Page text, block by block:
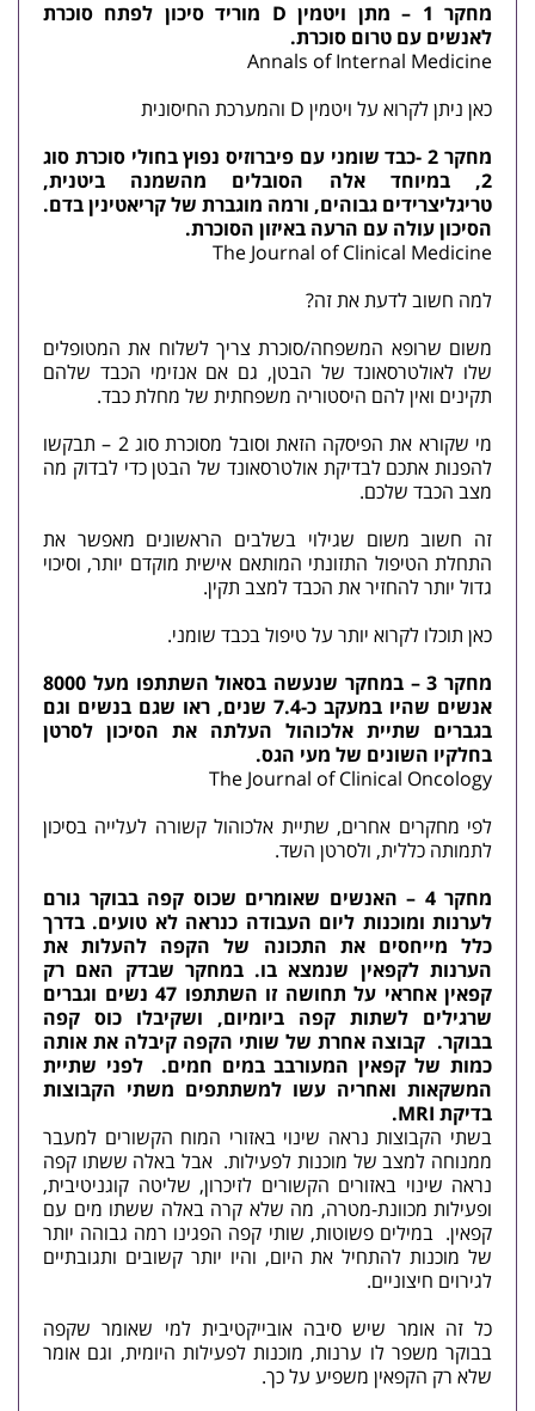
מחקר 1 – מתן ויטמין D מוריד סיכון לפתח סוכרת
לאנשים עם טרום סוכרת.
Annals of Internal Medicine
כאן ניתן לקרוא על ויטמין D והמערכת החיסונית
מחקר 2 -כבד שומני עם פיברוזיס נפוץ בחולי סוכרת סוג
2, במיוחד אלה הסובלים מהשמנה ביטנית,
טריגליצרידים גבוהים, ורמה מוגברת של קריאטינין בדם.
הסיכון עולה עם הרעה באיזון הסוכרת.
The Journal of Clinical Medicine
למה חשוב לדעת את זה?
משום שרופא המשפחה/סוכרת צריך לשלוח את המטופלים
שלו לאולטרסאונד של הבטן, גם אם אנזימי הכבד שלהם
תקינים ואין להם היסטוריה משפחתית של מחלת כבד.
מי שקורא את הפיסקה הזאת וסובל מסוכרת סוג 2 – תבקשו
להפנות אתכם לבדיקת אולטרסאונד של הבטן כדי לבדוק מה
מצב הכבד שלכם.
זה חשוב משום שגילוי בשלבים הראשונים מאפשר את
התחלת הטיפול התזונתי המותאם אישית מוקדם יותר, וסיכוי
גדול יותר להחזיר את הכבד למצב תקין.
כאן תוכלו לקרוא יותר על טיפול בכבד שומני.
מחקר 3 – במחקר שנעשה בסאול השתתפו מעל 8000
אנשים שהיו במעקב כ-7.4 שנים, ראו שגם בנשים וגם
בגברים שתיית אלכוהול העלתה את הסיכון לסרטן
בחלקיו השונים של מעי הגס.
The Journal of Clinical Oncology
לפי מחקרים אחרים, שתיית אלכוהול קשורה לעלייה בסיכון
לתמותה כללית, ולסרטן השד.
מחקר 4 – האנשים שאומרים שכוס קפה בבוקר גורם
לערנות ומוכנות ליום העבודה כנראה לא טועים. בדרך
כלל מייחסים את התכונה של הקפה להעלות את
הערנות לקפאין שנמצא בו. במחקר שבדק האם רק
קפאין אחראי על תחושה זו השתתפו 47 נשים וגברים
שרגילים לשתות קפה ביומיום, ושקיבלו כוס קפה
בבוקר. קבוצה אחרת של שותי הקפה קיבלה את אותה
כמות של קפאין המעורבב במים חמים. לפני שתיית
המשקאות ואחריה עשו למשתתפים משתי הקבוצות
בדיקת MRI.
בשתי הקבוצות נראה שינוי באזורי המוח הקשורים למעבר
ממנוחה למצב של מוכנות לפעילות. אבל באלה ששתו קפה
נראה שינוי באזורים הקשורים לזיכרון, שליטה קוגניטיבית,
ופעילות מכוונת‑מטרה, מה שלא קרה באלה ששתו מים עם
קפאין. במילים פשוטות, שותי קפה הפגינו רמה גבוהה יותר
של מוכנות להתחיל את היום, והיו יותר קשובים ותגובתיים
לגירוים חיצוניים.
כל זה אומר שיש סיבה אובייקטיבית למי שאומר שקפה
בבוקר משפר לו ערנות, מוכנות לפעילות היומית, וגם אומר
שלא רק הקפאין משפיע על כך.